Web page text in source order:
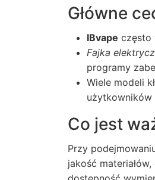
Główne
IBvape często
Fajka
programy
Wiele modeli
użytkowników
Co jest
Przy
jakość